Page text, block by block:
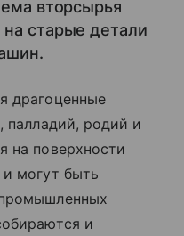
вторсырья
старые детали
драгоценные
палладий, родий и
на поверхности
и могут быть
и